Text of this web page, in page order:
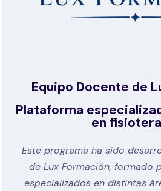
Equipo Docente de
Plataforma
en
Este programa ha sido
de Lux Formación, formado
especializados en distintas